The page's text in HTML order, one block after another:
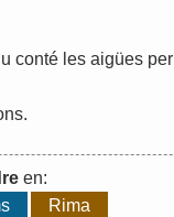
conté les aigües per
.
en:
Rima